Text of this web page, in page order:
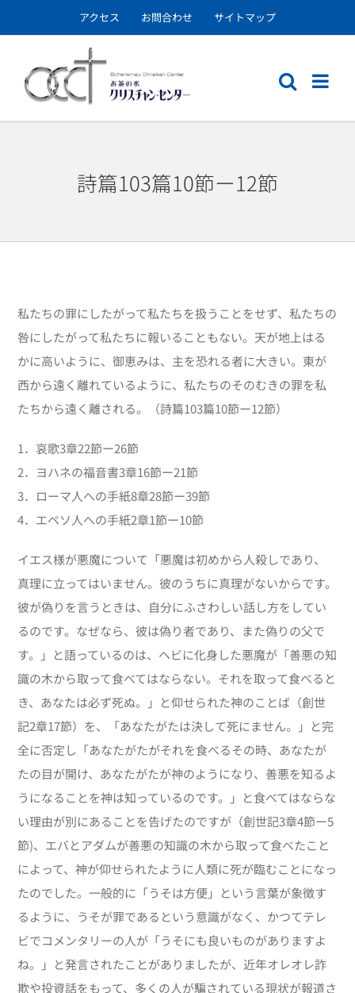
to
アクセス お問合わせ サイトマップ
詩篇103篇10節ー12節
私たちの罪にしたがって私たちを扱うことをせず、私たちの
咎にしたがって私たちに報いることもない。天が地上はる
かに高いように、御恵みは、主を恐れる者に大きい。東が
西から遠く離れているように、私たちのそのむきの罪を私
たちから遠く離される。（詩篇103篇10節ー12節）
1．哀歌3章22節ー26節
2．ヨハネの福音書3章16節ー21節
3．ローマ人への手紙8章28節ー39節
4．エペソ人への手紙2章1節ー10節
イエス様が悪魔について「悪魔は初めから人殺しであり、
真理に立ってはいません。彼のうちに真理がないからです。
彼が偽りを言うときは、自分にふさわしい話し方をしてい
るのです。なぜなら、彼は偽り者であり、また偽りの父で
す。」と語っているのは、ヘビに化身した悪魔が「善悪の知
識の木から取って食べてはならない。それを取って食べると
き、あなたは必ず死ぬ。」と仰せられた神のことば（創世
記2章17節）を、「あなたがたは決して死にません。」と完
全に否定し「あなたがたがそれを食べるその時、あなたが
たの目が開け、あなたがたが神のようになり、善悪を知るよ
うになることを神は知っているのです。」と食べてはならな
い理由が別にあることを告げたのですが（創世記3章4節ー5
節)、エバとアダムが善悪の知識の木から取って食べたこと
によって、神が仰せられたように人類に死が臨むことになっ
たのでした。一般的に「うそは方便」という言葉が象徴す
るように、うそが罪であるという意識がなく、かつてテレ
ビでコメンタリーの人が「うそにも良いものがありますよ
ね。」と発言されたことがありましたが、近年オレオレ詐
欺や投資話をもって、多くの人が騙されている現状が報道さ